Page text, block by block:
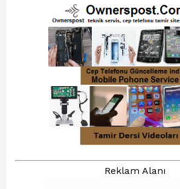
Reklam Alanı